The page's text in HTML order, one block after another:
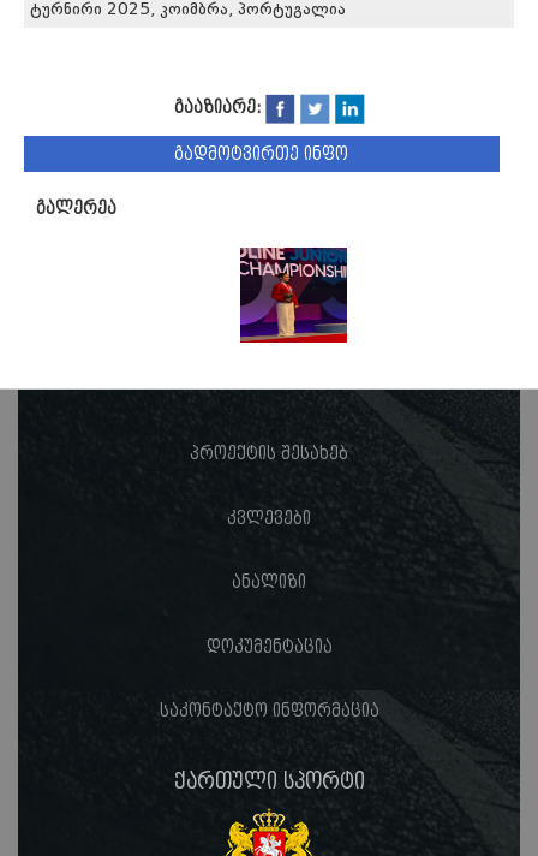
ტურნირი 2025, კოიმბრა, პორტუგალია
გააზიარე:
გადმოტვირთე ინფო
გალერეა
პროექტის შესახებ
კვლევები
ანალიზი
დოკუმენტაცია
საკონტაქტო ინფორმაცია
ქართული სპორტი